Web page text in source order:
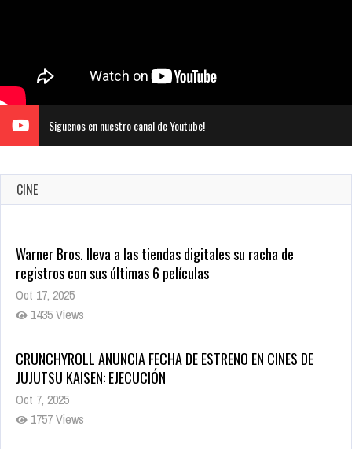
Siguenos en nuestro canal de Youtube!
CINE
Warner Bros. lleva a las tiendas digitales su racha de
registros con sus últimas 6 películas
Oct 17, 2025
1435 Views
CRUNCHYROLL ANUNCIA FECHA DE ESTRENO EN CINES DE
JUJUTSU KAISEN: EJECUCIÓN
Oct 7, 2025
1757 Views